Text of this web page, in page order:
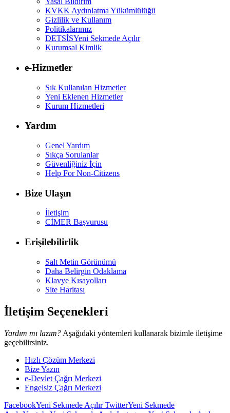
KVKK Aydınlatma Yükümlülüğü
Gizlilik ve Kullanım
Politikalarımız
DETSİSYeni Sekmede Açılır
Kurumsal Kimlik
e-Hizmetler
Sık Kullanılan Hizmetler
Yeni Eklenen Hizmetler
Kurum Hizmetleri
Yardım
Genel Yardım
Sıkça Sorulanlar
Güvenliğiniz İçin
Help For Non-Citizens
Bize Ulaşın
İletişim
CİMER Başvurusu
Erişilebilirlik
Salt Metin Görünümü
Daha Belirgin Odaklama
Klavye Kısayolları
Site Haritası
İletişim Seçenekleri
Yardım mı lazım? Aşağıdaki yöntemleri kullanarak bizimle iletişime
geçebilirsiniz.
Hızlı Çözüm Merkezi
Bize Yazın
e-Devlet Çağrı Merkezi
Engelsiz Çağrı Merkezi
FacebookYeni Sekmede AçılırTwitterYeni Sekmede